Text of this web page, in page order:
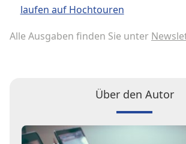
laufen auf Hochtouren
Alle Ausgaben finden Sie unter
Über den Autor